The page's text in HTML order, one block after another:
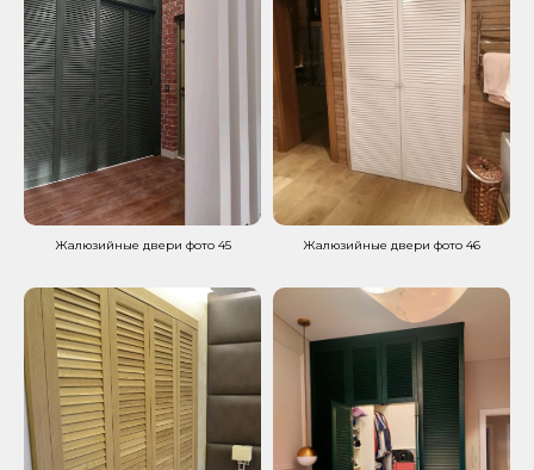
Жалюзийные двери фото 45 Жалюзийные двери фото 46